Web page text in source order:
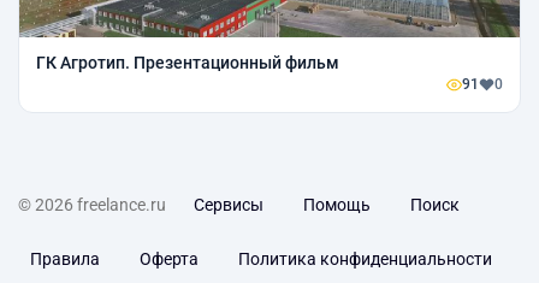
ГК Агротип. Презентационный фильм
91 0
© 2026 freelance.ru Сервисы Помощь Поиск
Правила Оферта Политика конфиденциальности